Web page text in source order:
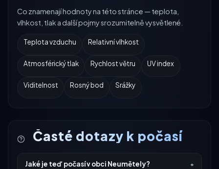
Co znamenají hodnoty na této stránce — teplota,
vlhkost, tlak a další pojmy srozumitelně vysvětlené.
Teplota vzduchu Relativní vlhkost
Atmosférický tlak Rychlost větru UV index
Viditelnost Rosný bod Srážky
Časté dotazy k počasí
Jaké je teď počasí v obci Neumětely?